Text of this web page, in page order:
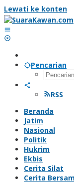
Lewati ke konten
Pencarian
RSS
Beranda
Jatim
Nasional
Politik
Hukrim
Ekbis
Cerita Silat
Cerita